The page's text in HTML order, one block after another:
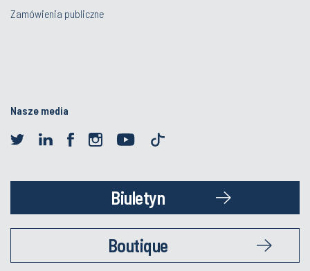
Zamówienia publiczne
Nasze media
Biuletyn
Boutique